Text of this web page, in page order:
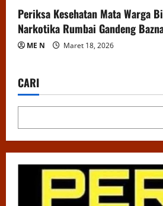
Periksa Kesehatan Mata Warga
Narkotika Rumbai Gandeng
ME N Maret 18, 2026
CARI